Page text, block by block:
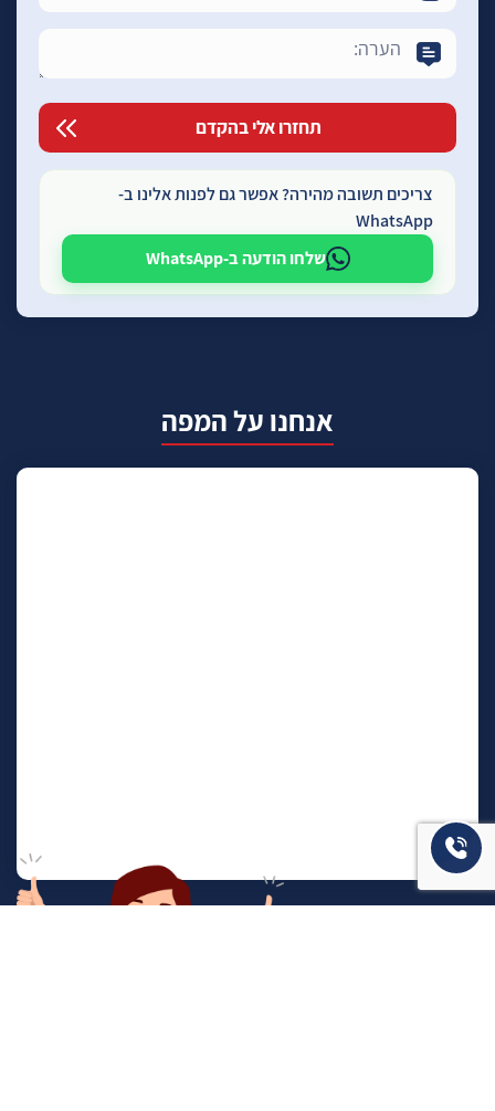
צריכים תשובה מהירה? אפשר גם לפנות אלינו ב-
WhatsApp
שלחו הודעה ב-WhatsApp
אנחנו על המפה